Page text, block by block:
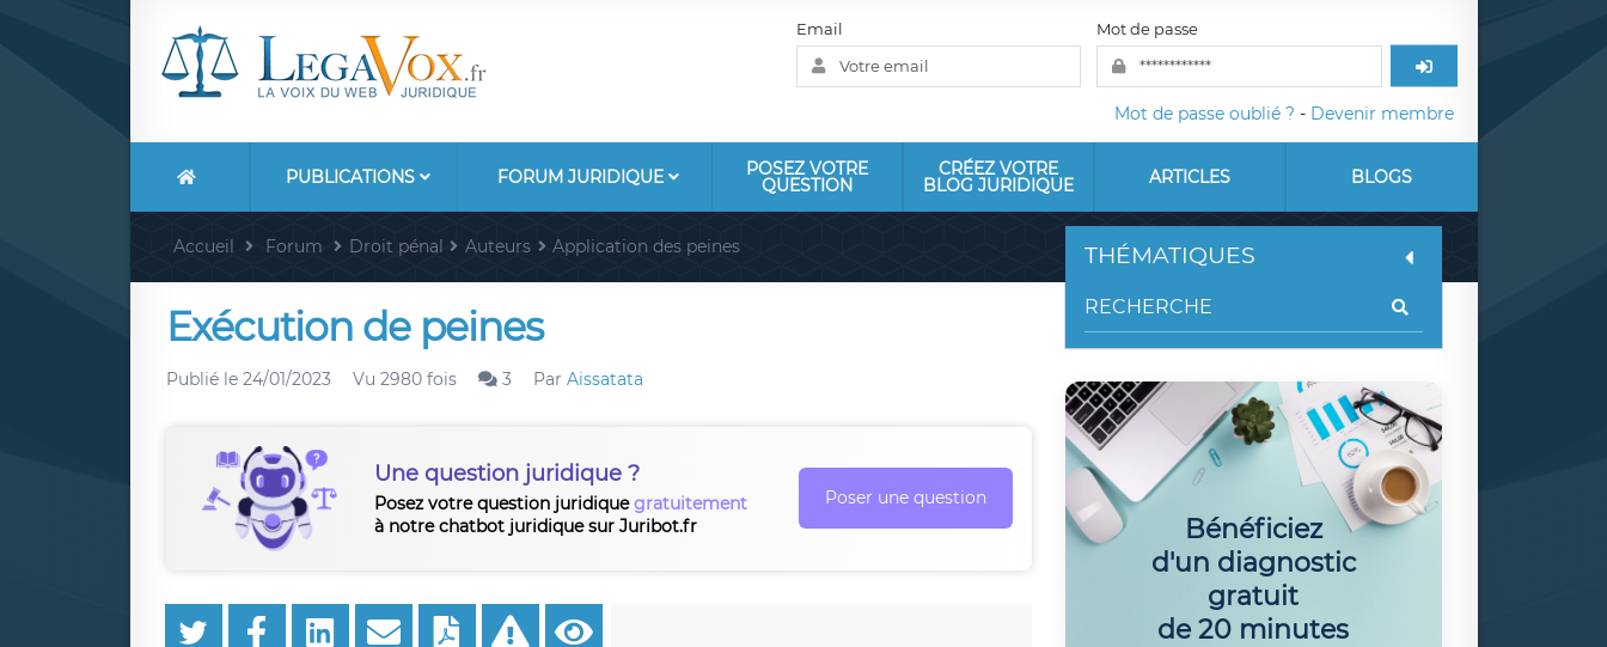
Email Mot de passe
Mot de passe oublié ? - Devenir membre
PUBLICATIONS FORUM JURIDIQUE POSEZ VOTRE
QUESTION
CRÉEZ VOTRE
BLOG JURIDIQUE ARTICLES BLOGS
Accueil Forum Droit pénal Auteurs Application des peines
Exécution de peines
Publié le 24/01/2023 Vu 2980 fois 3 Par Aissatata
Une question juridique ?
Posez votre question juridiquegratuitement
à notre chatbot juridique sur Juribot.fr
Poser une question
THÉMATIQUES
Bénéficiez
d'un diagnostic
gratuit
de 20 minutes